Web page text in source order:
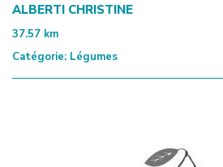
ALBERTI CHRISTINE
37.57 km
Catégorie: Légumes